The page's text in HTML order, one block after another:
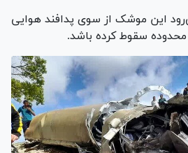
این موشک از سوی پدافند هوایی
سقوط کرده باشد.